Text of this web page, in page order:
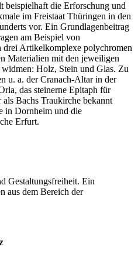
beispielhaft die Erforschung und
im Freistaat Thüringen in den
vor. Ein Grundlagenbeitrag
am Beispiel von
drei Artikelkomplexe polychromen
Materialien mit den jeweiligen
Holz, Stein und Glas. Zu
u. a. der Cranach-Altar in der
das steinerne Epitaph für
Bachs Traukirche bekannt
in Dornheim und die
Erfurt.
Gestaltungsfreiheit. Ein
aus dem Bereich der